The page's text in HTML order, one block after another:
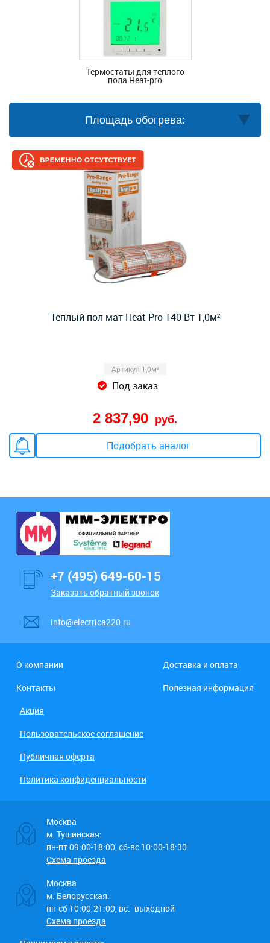
Термостаты для теплого
пола Heat-pro
Площадь обогрева:
Теплый пол мат Heat-Pro 140 Вт 1,0м²
Артикул 1,0м²
Под заказ
2 837,90 руб.
Подобрать аналог
+7 (495) 649-60-15
Заказать обратный звонок
info@electrica220.ru
О компании
Доставка и оплата
Контакты
Полезная информация
Акция
Пользовательское соглашение
Публичная оферта
Политика конфиденциальности
Москва
м. Тушинская:
пн-пт 09:00-18:00, сб-вс 10:00-18:30
Схема проезда
Москва
м. Белорусская:
пн-сб 10:00-21:00, вс.- выходной
Схема проезда